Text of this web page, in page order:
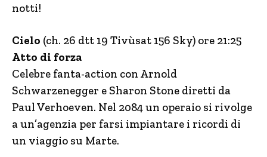
notti!
Cielo (ch. 26 dtt 19 Tivùsat 156 Sky) ore 21:25
Atto di forza
Celebre fanta-action con Arnold
Schwarzenegger e Sharon Stone diretti da
Paul Verhoeven. Nel 2084 un operaio si rivolge
a un’agenzia per farsi impiantare i ricordi di
un viaggio su Marte.